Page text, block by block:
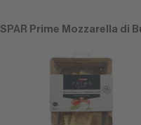
SPAR Prime Mozzarella di